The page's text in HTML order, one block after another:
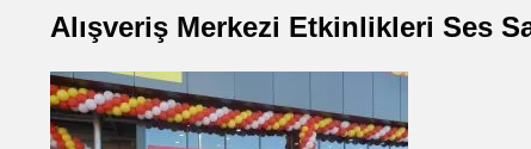
Alışveriş Merkezi Etkinlikleri Ses